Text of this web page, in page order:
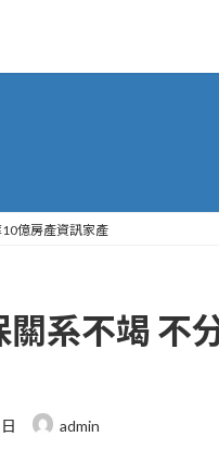
億房產資訊家產
系不竭 不
admin